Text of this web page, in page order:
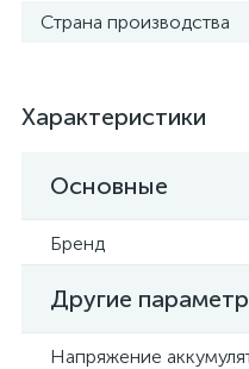
Страна производства
Характеристики
Основные
Бренд
Другие
Напряжение